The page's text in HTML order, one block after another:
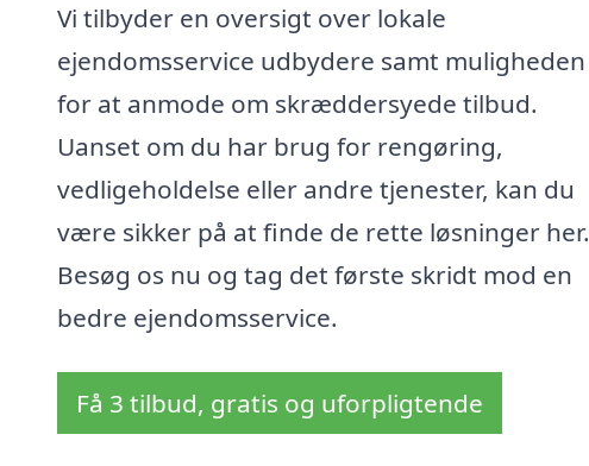
Vi tilbyder en oversigt over lokale
ejendomsservice udbydere samt muligheden
for at anmode om skræddersyede tilbud.
Uanset om du har brug for rengøring,
vedligeholdelse eller andre tjenester, kan du
være sikker på at finde de rette løsninger her.
Besøg os nu og tag det første skridt mod en
bedre ejendomsservice.
Få 3 tilbud, gratis og uforpligtende